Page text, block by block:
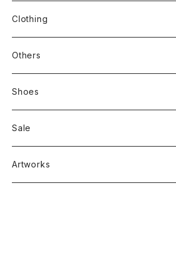
stacks
新刊本
Zine、Other
Clothing
Tees
Sweatshirts
Bag & Accessories
Others
Mixcd
RC SLUM / ROYALTY CLUB
雑貨
Shoes
Sale
Artworks